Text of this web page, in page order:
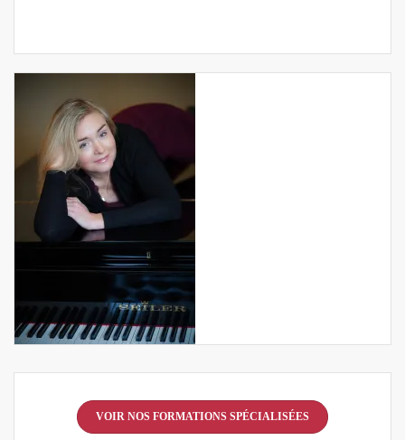
VOIR NOS FORMATIONS SPÉCIALISÉES